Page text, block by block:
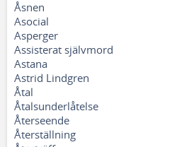
Åsnen
Asocial
Asperger
Assisterat självmord
Astana
Astrid Lindgren
Åtal
Åtalsunderlåtelse
Återseende
Återställning